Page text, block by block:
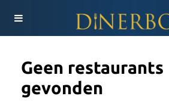
Geen restaurants
gevonden